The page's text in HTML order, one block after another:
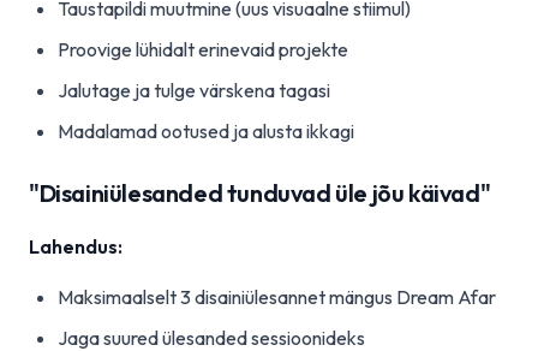
Taustapildi muutmine (uus visuaalne stiimul)
Proovige lühidalt erinevaid projekte
Jalutage ja tulge värskena tagasi
Madalamad ootused ja alusta ikkagi
"Disainiülesanded tunduvad üle jõu käivad"
Lahendus:
Maksimaalselt 3 disainiülesannet mängus Dream Afar
Jaga suured ülesanded sessioonideks